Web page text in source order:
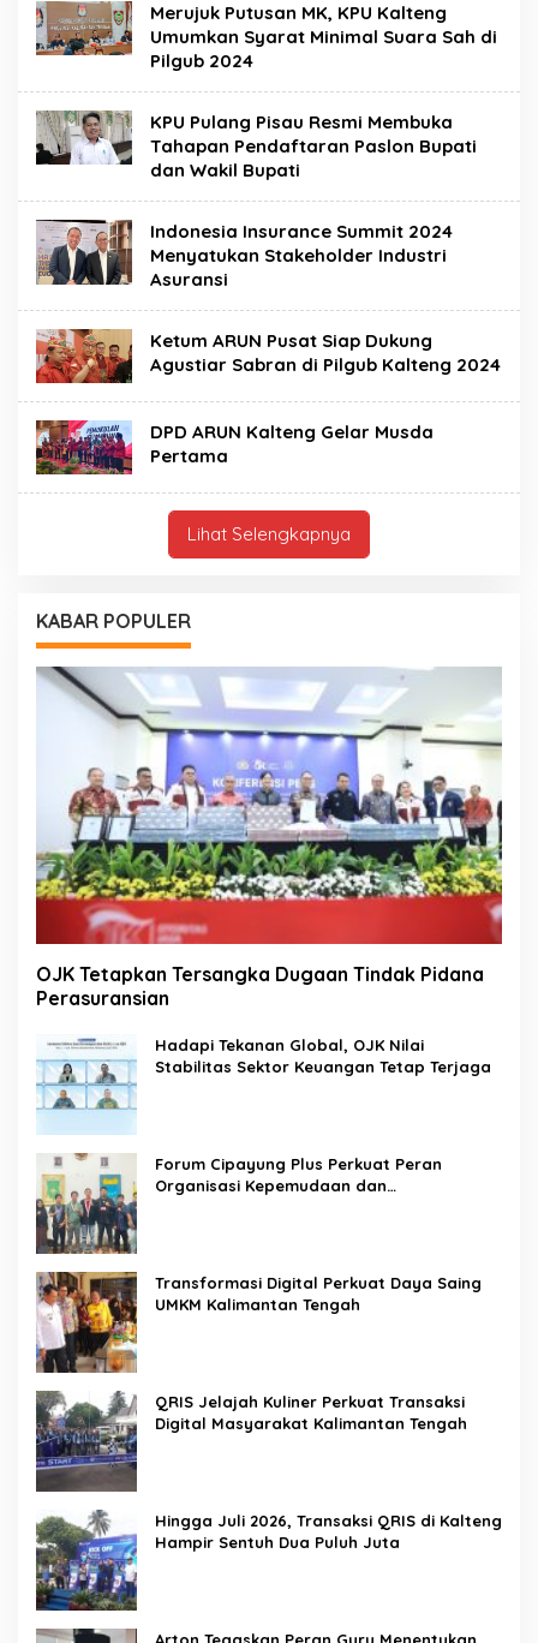
Merujuk Putusan MK, KPU Kalteng
Umumkan Syarat Minimal Suara Sah di
Pilgub 2024
KPU Pulang Pisau Resmi Membuka
Tahapan Pendaftaran Paslon Bupati
dan Wakil Bupati
Indonesia Insurance Summit 2024
Menyatukan Stakeholder Industri
Asuransi
Ketum ARUN Pusat Siap Dukung
Agustiar Sabran di Pilgub Kalteng 2024
DPD ARUN Kalteng Gelar Musda
Pertama
Lihat Selengkapnya
KABAR POPULER
OJK Tetapkan Tersangka Dugaan Tindak Pidana
Perasuransian
Hadapi Tekanan Global, OJK Nilai
Stabilitas Sektor Keuangan Tetap Terjaga
Forum Cipayung Plus Perkuat Peran
Organisasi Kepemudaan dan
Transformasi Digital Perkuat Daya Saing
UMKM Kalimantan Tengah
QRIS Jelajah Kuliner Perkuat Transaksi
Digital Masyarakat Kalimantan Tengah
Hingga Juli 2026, Transaksi QRIS di Kalteng
Hampir Sentuh Dua Puluh Juta
Arton Tegaskan Peran Guru Menentukan